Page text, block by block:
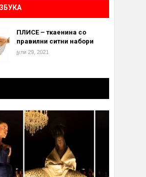
ПЛИСЕ – ткаенина со
правилни ситни набори
јули 29, 2021